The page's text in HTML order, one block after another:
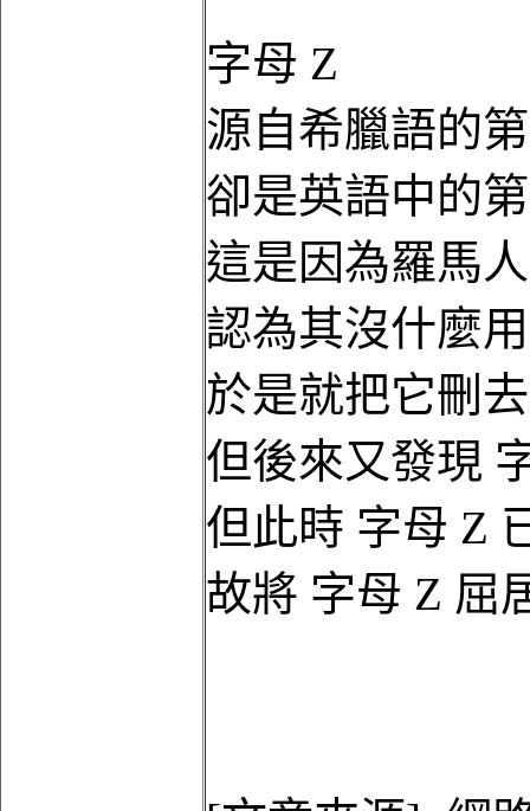
字母 Z
源自希臘語的
卻是英語中的
這是因為羅馬
認為其沒什麼
於是就把它刪
但後來又發現
但此時 字母 Z
故將 字母 Z 屈